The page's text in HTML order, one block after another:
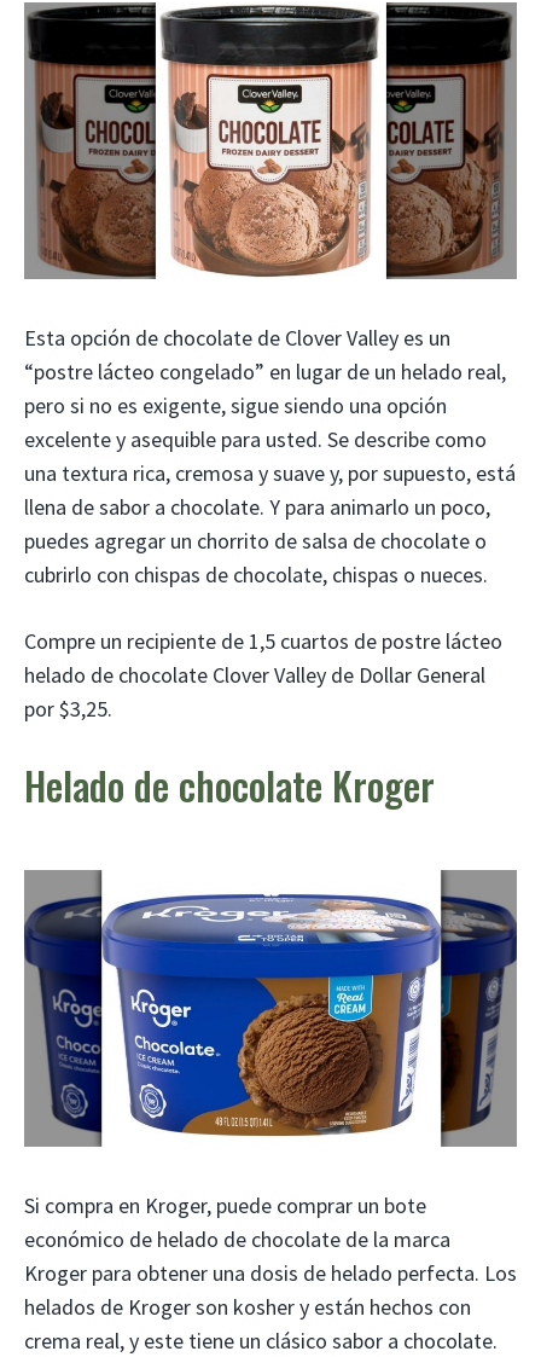
Esta opción de chocolate de Clover Valley es un
“postre lácteo congelado” en lugar de un helado real,
pero si no es exigente, sigue siendo una opción
excelente y asequible para usted. Se describe como
una textura rica, cremosa y suave y, por supuesto, está
llena de sabor a chocolate. Y para animarlo un poco,
puedes agregar un chorrito de salsa de chocolate o
cubrirlo con chispas de chocolate, chispas o nueces.
Compre un recipiente de 1,5 cuartos de postre lácteo
helado de chocolate Clover Valley de Dollar General
por $3,25.
Helado de chocolate Kroger
Si compra en Kroger, puede comprar un bote
económico de helado de chocolate de la marca
Kroger para obtener una dosis de helado perfecta. Los
helados de Kroger son kosher y están hechos con
crema real, y este tiene un clásico sabor a chocolate.